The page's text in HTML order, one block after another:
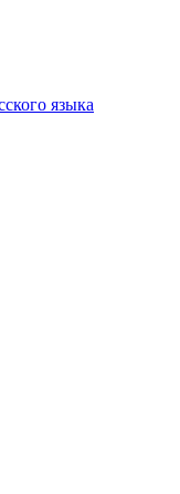
языка